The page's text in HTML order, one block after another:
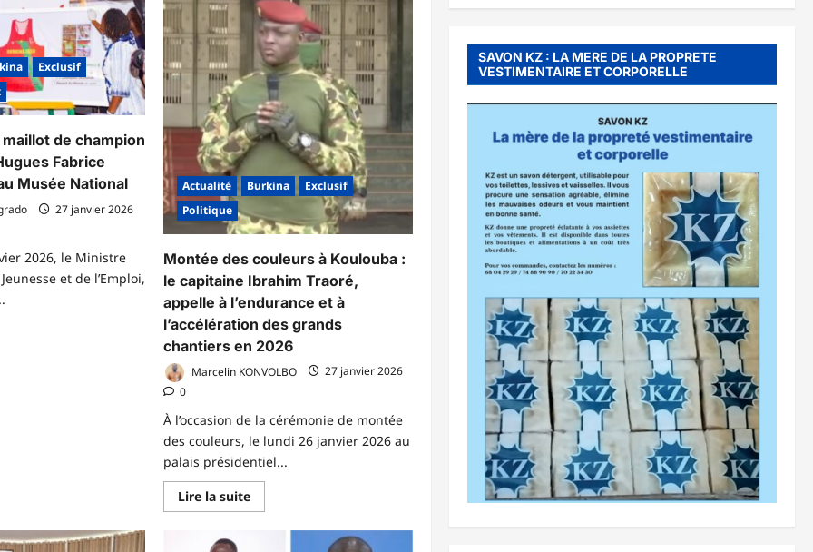
Exclusif
de champion
Fabrice
Musée National
27 janvier 2026
2026, le Ministre
et de l’Emploi,
Actualité Burkina
Exclusif
Politique
Montée des couleurs à Koulouba :
le capitaine Ibrahim Traoré,
appelle à l’endurance et à
l’accélération des grands
chantiers en 2026
Marcelin KONVOLBO
27 janvier 2026
0
À l’occasion de la cérémonie de montée
des couleurs, le lundi 26 janvier 2026 au
palais présidentiel...
Lire la suiteEn
savoir
SAVON KZ : LA MERE DE LA PROPRETE
VESTIMENTAIRE ET CORPORELLE